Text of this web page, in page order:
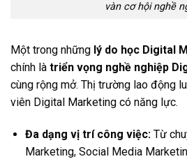
vàn cơ hội nghề
Một trong những lý do học Digital
chính là triển vọng nghề nghiệp
cùng rộng mở. Thị trường lao động
viên Digital Marketing có năng lực.
Đa dạng vị trí công việc:Từ
Marketing, Social Media